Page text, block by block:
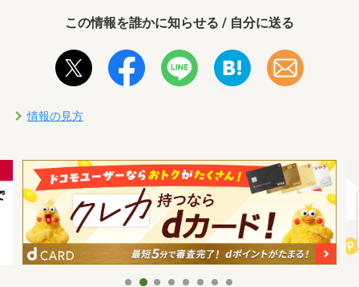
この情報を誰かに知らせる / 自分に送る
情報の見方